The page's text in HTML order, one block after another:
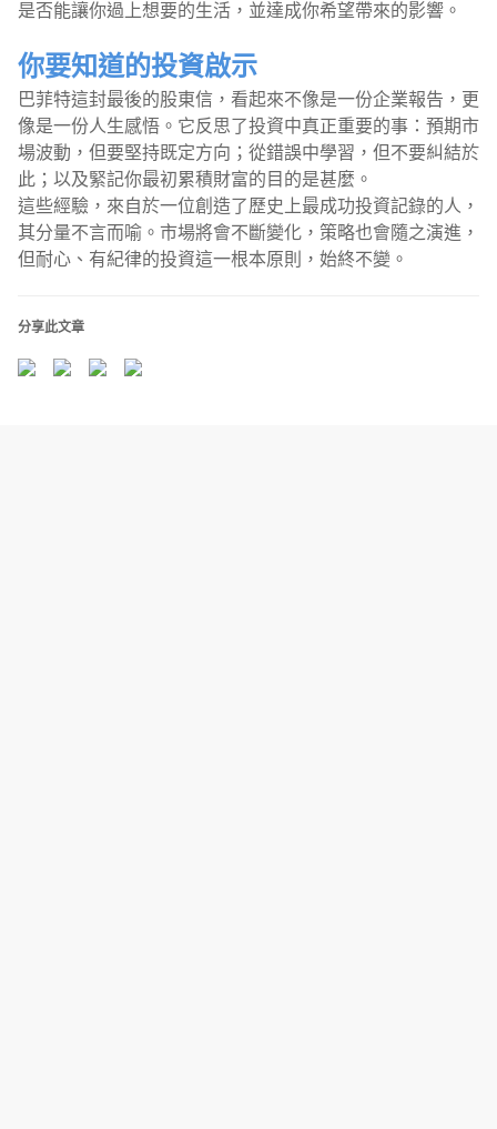
是否能讓你過上想要的生活，並達成你希望帶來的影響。
你要知道的投資啟示
巴菲特這封最後的股東信，看起來不像是一份企業報告，更
像是一份人生感悟。它反思了投資中真正重要的事：預期市
場波動，但要堅持既定方向；從錯誤中學習，但不要糾結於
此；以及緊記你最初累積財富的目的是甚麼。
這些經驗，來自於一位創造了歷史上最成功投資記錄的人，
其分量不言而喻。市場將會不斷變化，策略也會隨之演進，
但耐心、有紀律的投資這一根本原則，始終不變。
分享此文章